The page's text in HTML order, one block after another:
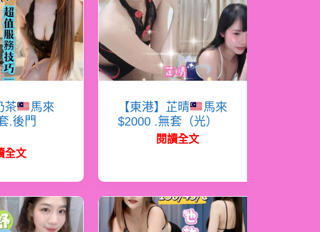
茶
馬來
.後門
全文
【東港】芷晴
馬來
$2000 .無套（光）
閱讀全文